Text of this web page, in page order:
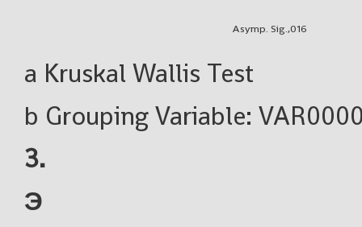
Asymp. Sig.,016
a Kruskal Wallis Test
b Grouping Variable:
3.
Э